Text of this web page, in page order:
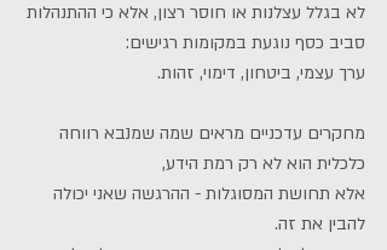
לא בגלל עצלנות או חוסר רצון, אלא כי ההתנהלות
סביב כסף נוגעת במקומות רגישים:
ערך עצמי, ביטחון, דימוי, זהות.
מחקרים עדכניים מראים שמה שמנבא רווחה
כלכלית הוא לא רק רמת הידע,
אלא תחושת המסוגלות - ההרגשה שאני יכולה
להבין את זה.